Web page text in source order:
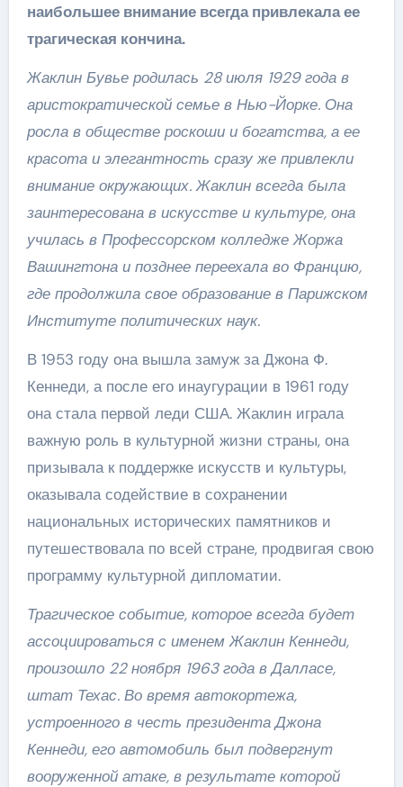
наибольшее внимание всегда привлекала ее
трагическая кончина.
Жаклин Бувье родилась 28 июля 1929 года в
аристократической семье в Нью-Йорке. Она
росла в обществе роскоши и богатства, а ее
красота и элегантность сразу же привлекли
внимание окружающих. Жаклин всегда была
заинтересована в искусстве и культуре, она
училась в Профессорском колледже Жоржа
Вашингтона и позднее переехала во Францию,
где продолжила свое образование в Парижском
Институте политических наук.
В 1953 году она вышла замуж за Джона Ф.
Кеннеди, а после его инаугурации в 1961 году
она стала первой леди США. Жаклин играла
важную роль в культурной жизни страны, она
призывала к поддержке искусств и культуры,
оказывала содействие в сохранении
национальных исторических памятников и
путешествовала по всей стране, продвигая свою
программу культурной дипломатии.
Трагическое событие, которое всегда будет
ассоциироваться с именем Жаклин Кеннеди,
произошло 22 ноября 1963 года в Далласе,
штат Техас. Во время автокортежа,
устроенного в честь президента Джона
Кеннеди, его автомобиль был подвергнут
вооруженной атаке, в результате которой